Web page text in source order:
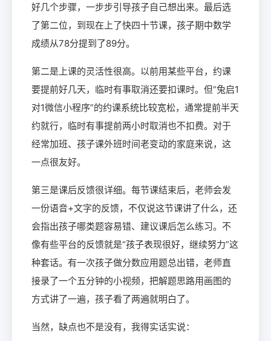
好几个步骤，一步步引导孩子自己想出来。最后选
了第二位，到现在上了快四十节课，孩子期中数学
成绩从78分提到了89分。
第二是上课的灵活性很高。以前用某些平台，约课
要提前好几天，临时有事取消还要扣课时。但“兔启1
对1微信小程序”的约课系统比较宽松，通常提前半天
约就行，临时有事提前两小时取消也不扣费。对于
经常加班、孩子课外班时间老变动的家庭来说，这
一点很友好。
第三是课后反馈很详细。每节课结束后，老师会发
一份语音+文字的反馈，不仅说这节课讲了什么，还
会指出孩子哪类题容易错、建议课后怎么练习。不
像有些平台的反馈就是“孩子表现很好，继续努力”这
种套话。有一次孩子做分数应用题总出错，老师直
接录了一个五分钟的小视频，把解题思路用画图的
方式讲了一遍，孩子看了两遍就明白了。
当然，缺点也不是没有，我得实话实说：